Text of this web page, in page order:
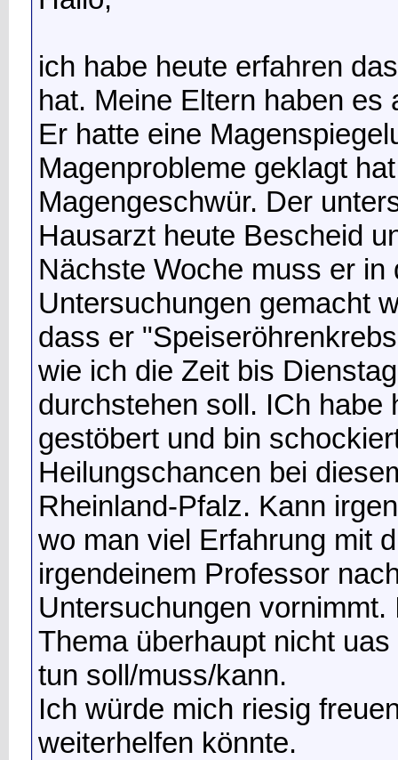
ich habe heute erfahren
hat. Meine Eltern haben
Er hatte eine
Magenprobleme geklagt
Magengeschwür. Der
Hausarzt heute Bescheid
Nächste Woche muss er
Untersuchungen gemacht
dass er
wie ich die Zeit bis
durchstehen soll. ICh habe
gestöbert und bin
Heilungschancen bei
Rheinland-Pfalz. Kann
wo man viel Erfahrung mit
irgendeinem Professor
Untersuchungen
Thema überhaupt nicht
tun soll/muss/kann.
Ich würde mich riesig
weiterhelfen könnte.